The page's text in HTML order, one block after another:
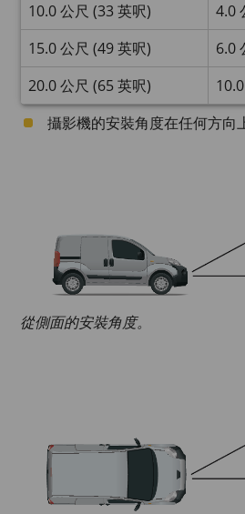
10.0 公尺 (33 英呎)
4.0
15.0 公尺 (49 英呎)
6.0
20.0 公尺 (65 英呎)
攝影機的安裝角度在任何方向
從側面的安裝角度。